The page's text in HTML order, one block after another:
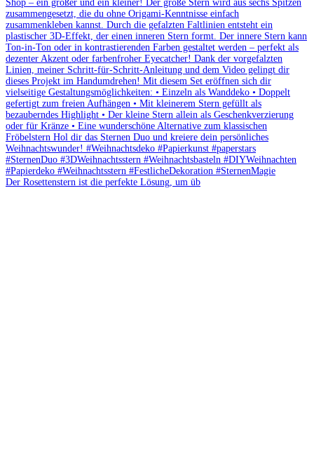
Der Rosettenstern ist die perfekte Lösung, um üb